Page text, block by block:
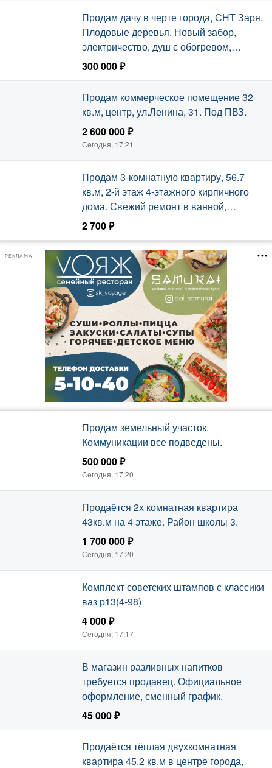
Продам дачу в черте города, СНТ Заря.
Плодовые деревья. Новый забор,
электричество, душ с обогревом,
видеонаблюдение, бассейн.
300 000 ₽
Сегодня, 17:27
Продам коммерческое помещение 32
кв.м, центр, ул.Ленина, 31. Под ПВЗ.
2 600 000 ₽
Сегодня, 17:21
Продам 3-комнатную квартиру, 56.7
кв.м, 2-й этаж 4-этажного кирпичного
дома. Свежий ремонт в ванной,
пластиковые окна, отделан балкон, один
2 700 ₽
Сегодня, 17:20
РЕКЛАМА
Продам земельный участок.
Коммуникации все подведены.
500 000 ₽
Сегодня, 17:20
Продаётся 2х комнатная квартира
43кв.м на 4 этаже. Район школы 3.
1 700 000 ₽
Сегодня, 17:20
Комплект советских штампов с классики
ваз р13(4-98)
4 000 ₽
Сегодня, 17:17
В магазин разливных напитков
требуется продавец. Официальное
оформление, сменный график.
45 000 ₽
Сегодня, 17:11
Продаётся тёплая двухкомнатная
квартира 45.2 кв.м в центре города,